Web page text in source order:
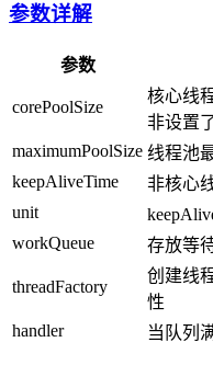
参数详解
参数
corePoolSize
核心线
非设置
maximumPoolSize 线程池
keepAliveTime
非核心
unit
workQueue
存放等
threadFactory
创建线
性
handler
当队列